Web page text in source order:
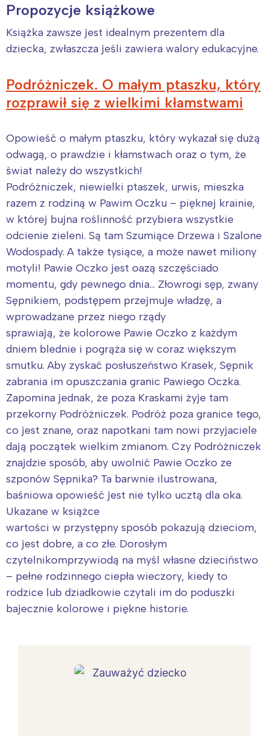
Propozycje książkowe
Książka zawsze jest idealnym prezentem dla
dziecka, zwłaszcza jeśli zawiera walory edukacyjne.
Podróżniczek. O małym ptaszku, który
rozprawił się z wielkimi kłamstwami
Opowieść o małym ptaszku, który wykazał się dużą
odwagą, o prawdzie i kłamstwach oraz o tym, że
świat należy do wszystkich!
Podróżniczek, niewielki ptaszek, urwis, mieszka
razem z rodziną w Pawim Oczku – pięknej krainie,
w której bujna roślinność przybiera wszystkie
odcienie zieleni. Są tam Szumiące Drzewa i Szalone
Wodospady. A także tysiące, a może nawet miliony
motyli! Pawie Oczko jest oazą szczęściado
momentu, gdy pewnego dnia… Złowrogi sęp, zwany
Sępnikiem, podstępem przejmuje władzę, a
wprowadzane przez niego rządy
sprawiają, że kolorowe Pawie Oczko z każdym
dniem blednie i pogrąża się w coraz większym
smutku. Aby zyskać posłuszeństwo Krasek, Sępnik
zabrania im opuszczania granic Pawiego Oczka.
Zapomina jednak, że poza Kraskami żyje tam
przekorny Podróżniczek. Podróż poza granice tego,
co jest znane, oraz napotkani tam nowi przyjaciele
dają początek wielkim zmianom. Czy Podróżniczek
znajdzie sposób, aby uwolnić Pawie Oczko ze
szponów Sępnika? Ta barwnie ilustrowana,
baśniowa opowieść jest nie tylko ucztą dla oka.
Ukazane w książce
wartości w przystępny sposób pokazują dzieciom,
co jest dobre, a co złe. Dorosłym
czytelnikomprzywiodą na myśl własne dzieciństwo
– pełne rodzinnego ciepła wieczory, kiedy to
rodzice lub dziadkowie czytali im do poduszki
bajecznie kolorowe i piękne historie.